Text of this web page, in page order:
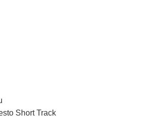
Short Track